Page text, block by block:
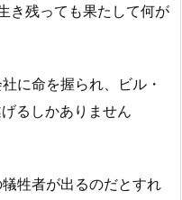
き残っても果たして何が
に命を握られ、ビル・
るしかありません
牲者が出るのだとすれ